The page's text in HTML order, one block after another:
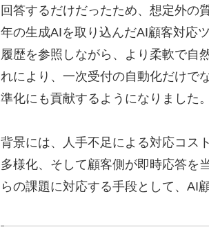
日本語の自然言語処理精度
料金体系とスモールスター
セキュリティ・データ保管
おすすめのAI顧客対応ツール10
Zendesk AI
Salesforce Einstein Service
Genesys Cloud CX
回答するだけだったため、想定外の
年の生成AIを取り込んだAI顧客対応
履歴を参照しながら、より柔軟で自
れにより、一次受付の自動化だけで
準化にも貢献するようになりました。
背景には、人手不足による対応コス
多様化、そして顧客側が即時応答を
らの課題に対応する手段として、AI